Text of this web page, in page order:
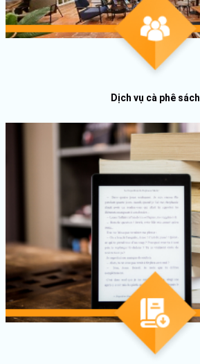
Dịch vụ cà phê sách